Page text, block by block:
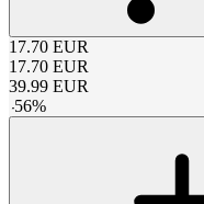
17.70 EUR
17.70 EUR
39.99 EUR
-56%